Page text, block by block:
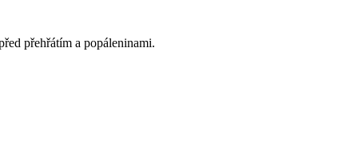
přehřátím a popáleninami.